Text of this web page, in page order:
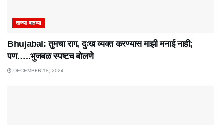
ताज्या बातम्या
Bhujabal: तुमचा राग, दुःख व्यक्त करण्यास माझी मनाई नाही;
पण…..भुजबळ स्पष्टच बोलणे
DECEMBER 18, 2024